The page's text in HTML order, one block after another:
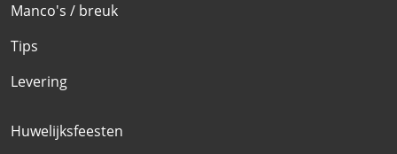
Manco's / breuk
Tips
Levering
Huwelijksfeesten